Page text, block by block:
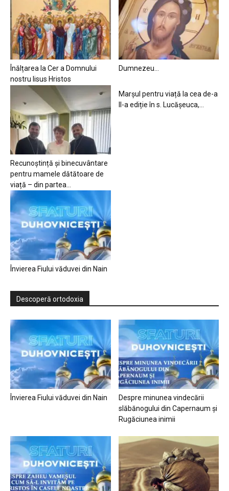
Înălțarea la Cer a Domnului
nostru Iisus Hristos
Dumnezeu…
Recunoștință și binecuvântare
pentru mamele dătătoare de
viață – din partea...
Marșul pentru viață la cea de-a
II-a ediție în s. Lucășeuca,...
Învierea Fiului văduvei din Nain
Descoperă ortodoxia
Învierea Fiului văduvei din Nain
Despre minunea vindecării
slăbănogului din Capernaum și
Rugăciunea inimii